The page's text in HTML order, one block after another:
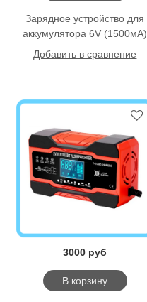
Зарядное уcтройство для
аккумулятора 6V (1500мА)
Добавить в сравнение
3000 руб
В корзину